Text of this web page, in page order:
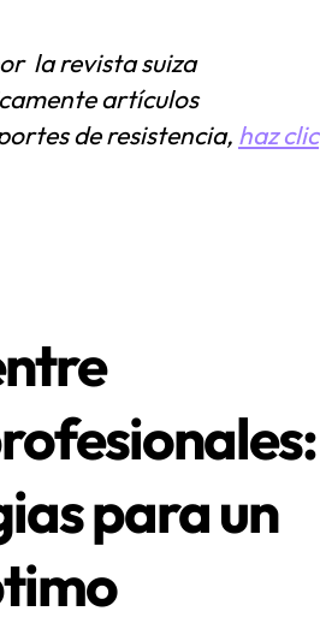
la revista suiza
artículos
de resistencia, haz clic
para un